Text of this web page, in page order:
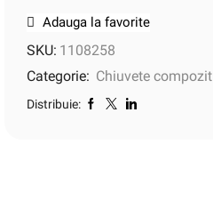
Adauga la favorite
SKU: 1108258
Categorie: Chiuvete compozit
Distribuie: